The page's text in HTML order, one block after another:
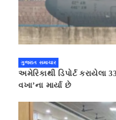
ગુજરાત સમાચાર
અમેરિકાથી ડિપોર્ટ
વખા’ના માર્યા છે